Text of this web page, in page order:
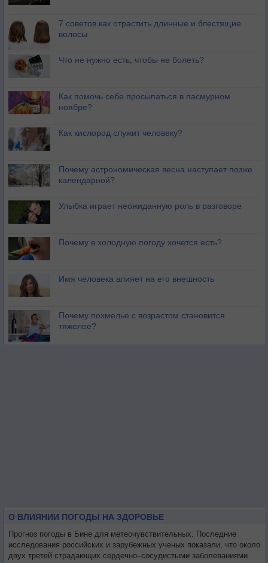
7 советов как отрастить длинные и блестящие
волосы
Что не нужно есть, чтобы не болеть?
Как помочь себе просыпаться в пасмурном
ноябре?
Как кислород служит человеку?
Почему астрономическая весна наступает позже
календарной?
Улыбка играет неожиданную роль в разговоре
Почему в холодную погоду хочется есть?
Имя человека влияет на его внешность
Почему похмелье с возрастом становится
тяжелее?
О ВЛИЯНИИ ПОГОДЫ НА ЗДОРОВЬЕ
Прогноз погоды в Бине для метеочувствительных. Последние
исследования российских и зарубежных ученых показали, что около
двух третей страдающих сердечно–сосудистыми заболеваниями